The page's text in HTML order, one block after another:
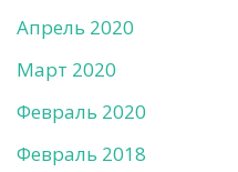
Апрель 2020
Март 2020
Февраль 2020
Февраль 2018